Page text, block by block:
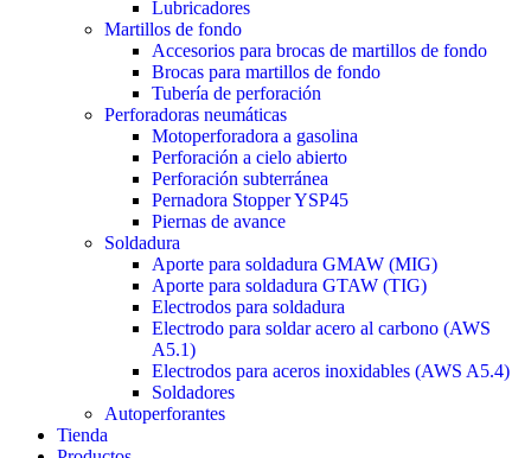
Lubricadores
Martillos de fondo
Accesorios para brocas de martillos de fondo
Brocas para martillos de fondo
Tubería de perforación
Perforadoras neumáticas
Motoperforadora a gasolina
Perforación a cielo abierto
Perforación subterránea
Pernadora Stopper YSP45
Piernas de avance
Soldadura
Aporte para soldadura GMAW (MIG)
Aporte para soldadura GTAW (TIG)
Electrodos para soldadura
Electrodo para soldar acero al carbono (AWS
A5.1)
Electrodos para aceros inoxidables (AWS A5.4)
Soldadores
Autoperforantes
Tienda